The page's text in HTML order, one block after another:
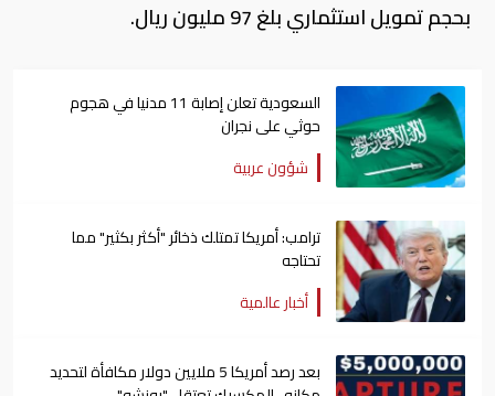
بحجم تمويل استثماري بلغ 97 مليون ريال.
السعودية تعلن إصابة 11 مدنيا في هجوم
حوثي على نجران
شؤون عربية
ترامب: أمريكا تمتلك ذخائر "أكثر بكثير" مما
تحتاجه
أخبار عالمية
بعد رصد أمريكا 5 ملايين دولار مكافأة لتحديد